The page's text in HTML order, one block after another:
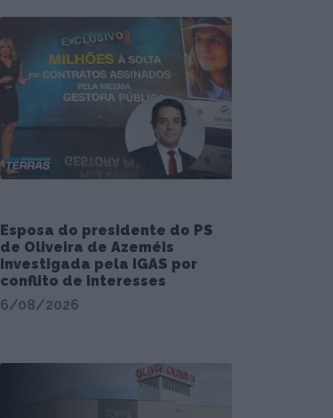
Esposa do presidente do PS
de Oliveira de Azeméis
investigada pela IGAS por
conflito de interesses
6/08/2026